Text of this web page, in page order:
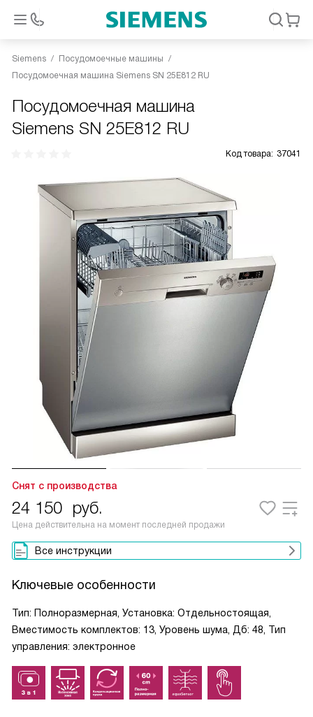
Siemens
Посудомоечные машины
Посудомоечная машина Siemens SN 25E812 RU
Посудомоечная машина
Siemens SN 25E812 RU
Код товара: 37041
Снят с производства
24 150 руб.
Цена действительна на момент последней продажи
Все инструкции
Ключевые особенности
Тип: Полноразмерная, Установка: Отдельностоящая,
Вместимость комплектов: 13, Уровень шума, Дб: 48, Тип
управления: электронное